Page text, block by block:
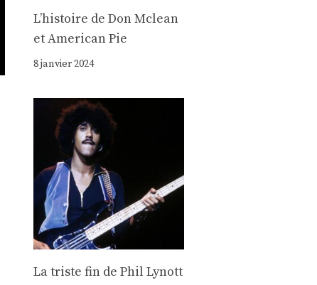
Lʼhistoire de Don Mclean
et American Pie
8 janvier 2024
La triste fin de Phil Lynott